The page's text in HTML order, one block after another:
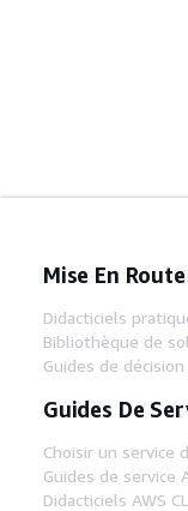
Mise En Route
Didacticiels
Bibliothèque de
Guides de décision
Guides De
Choisir un service
Guides de service
Didacticiels AWS